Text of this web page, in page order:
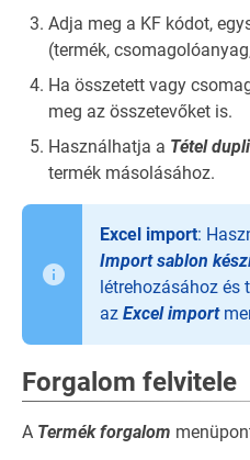
Adja meg a KF kódot,
(termék,
Ha összetett vagy
meg az összetevőket is.
Használhatja a Tétel
termék másolásához.
Excel import:
Import sablon
létrehozásához
az Excel import
Forgalom felvitele
A Termék forgalom